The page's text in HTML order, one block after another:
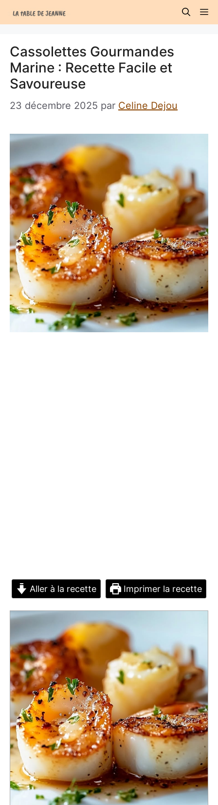
au
Cassolettes Gourmandes
Marine : Recette Facile et
Savoureuse
23 décembre 2025 par Celine Dejou
Aller à la recette Imprimer la recette